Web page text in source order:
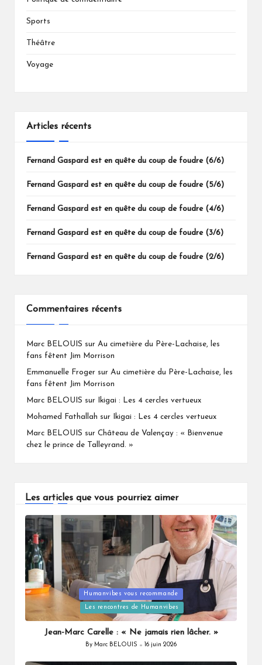
Sports
Théâtre
Voyage
Articles récents
Fernand Gaspard est en quête du coup de foudre (6/6)
Fernand Gaspard est en quête du coup de foudre (5/6)
Fernand Gaspard est en quête du coup de foudre (4/6)
Fernand Gaspard est en quête du coup de foudre (3/6)
Fernand Gaspard est en quête du coup de foudre (2/6)
Commentaires récents
Marc BELOUIS sur Au cimetière du Père-Lachaise, les
fans fêtent Jim Morrison
Emmanuelle Froger sur Au cimetière du Père-Lachaise, les
fans fêtent Jim Morrison
Marc BELOUIS sur Ikigai : Les 4 cercles vertueux
Mohamed Fathallah sur Ikigai : Les 4 cercles vertueux
Marc BELOUIS sur Château de Valençay : « Bienvenue
chez le prince de Talleyrand. »
Les articles que vous pourriez aimer
Posted
Humanvibes vous recommande
Les rencontres de Humanvibes
Jean-Marc Carelle : « Ne jamais rien lâcher. »
Posted
By Marc BELOUIS 16 juin 2026